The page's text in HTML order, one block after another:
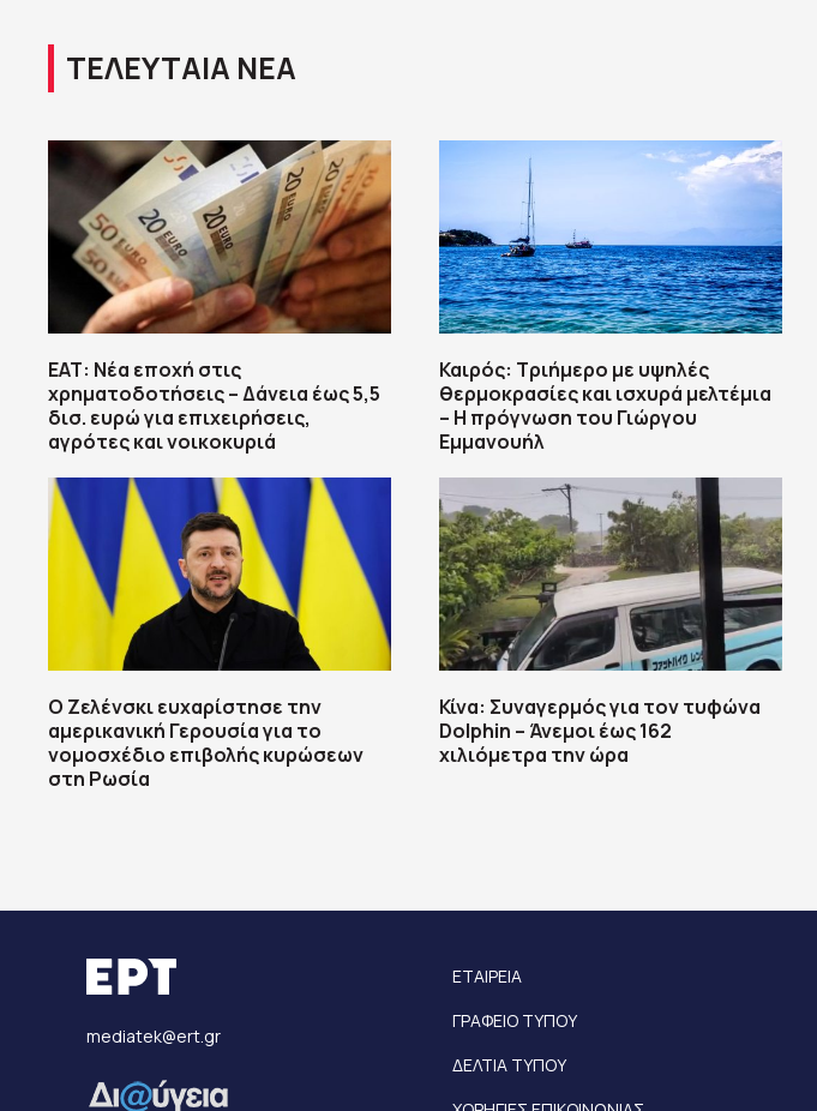
ΤΕΛΕΥΤΑΙΑ ΝΕΑ
ΕΑΤ: Νέα εποχή στις
χρηματοδοτήσεις – Δάνεια έως 5,5
δισ. ευρώ για επιχειρήσεις,
αγρότες και νοικοκυριά
Ο Ζελένσκι ευχαρίστησε την
αμερικανική Γερουσία για το
νομοσχέδιο επιβολής κυρώσεων
στη Ρωσία
Καιρός: Τριήμερο με υψηλές
θερμοκρασίες και ισχυρά μελτέμια
– Η πρόγνωση του Γιώργου
Εμμανουήλ
Κίνα: Συναγερμός για τον τυφώνα
Dolphin – Άνεμοι έως 162
χιλιόμετρα την ώρα
mediatek@ert.gr
ΕΤΑΙΡΕΙΑ
ΓΡΑΦΕΙΟ ΤΥΠΟΥ
ΔΕΛΤΙΑ ΤΥΠΟΥ